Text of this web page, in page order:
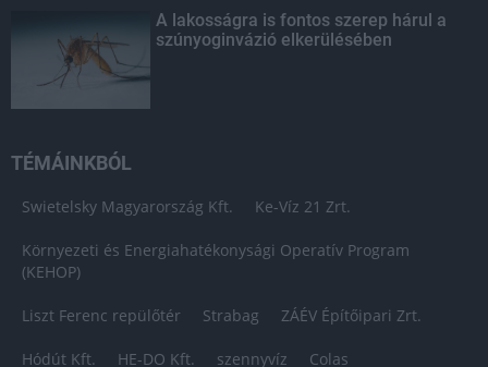
A lakosságra is fontos szerep hárul a
szúnyoginvázió elkerülésében
TÉMÁINKBÓL
Swietelsky Magyarország Kft. Ke-Víz 21 Zrt.
Környezeti és Energiahatékonysági Operatív Program
(KEHOP)
Liszt Ferenc repülőtér Strabag ZÁÉV Építőipari Zrt.
Hódút Kft. HE-DO Kft. szennyvíz Colas